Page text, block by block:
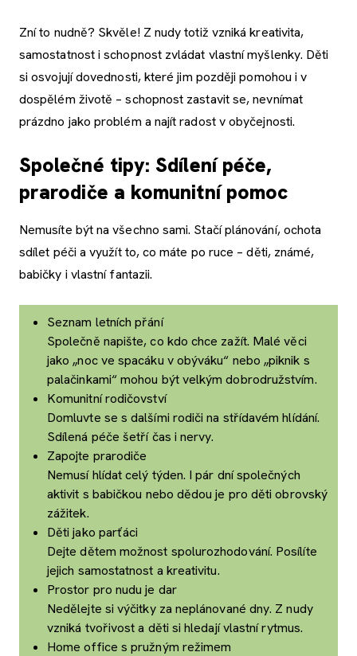
Zní to nudně? Skvěle! Z nudy totiž vzniká kreativita,
samostatnost i schopnost zvládat vlastní myšlenky. Děti
si osvojují dovednosti, které jim později pomohou i v
dospělém životě – schopnost zastavit se, nevnímat
prázdno jako problém a najít radost v obyčejnosti.
Společné tipy: Sdílení péče,
prarodiče a komunitní pomoc
Nemusíte být na všechno sami. Stačí plánování, ochota
sdílet péči a využít to, co máte po ruce – děti, známé,
babičky i vlastní fantazii.
Seznam letních přání
Společně napište, co kdo chce zažít. Malé věci
jako „noc ve spacáku v obýváku“ nebo „piknik s
palačinkami“ mohou být velkým dobrodružstvím.
Komunitní rodičovství
Domluvte se s dalšími rodiči na střídavém hlídání.
Sdílená péče šetří čas i nervy.
Zapojte prarodiče
Nemusí hlídat celý týden. I pár dní společných
aktivit s babičkou nebo dědou je pro děti obrovský
zážitek.
Děti jako parťáci
Dejte dětem možnost spolurozhodování. Posílíte
jejich samostatnost a kreativitu.
Prostor pro nudu je dar
Nedělejte si výčitky za neplánované dny. Z nudy
vzniká tvořivost a děti si hledají vlastní rytmus.
Home office s pružným režimem